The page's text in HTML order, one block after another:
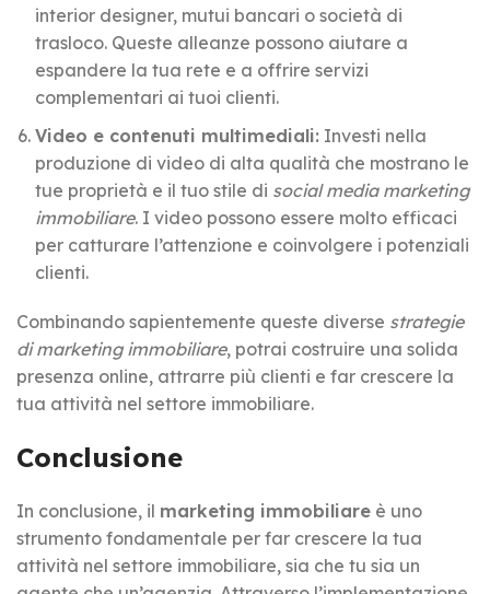
interior designer, mutui bancari o società di
trasloco. Queste alleanze possono aiutare a
espandere la tua rete e a offrire servizi
complementari ai tuoi clienti.
Video e contenuti multimediali: Investi nella
produzione di video di alta qualità che mostrano le
tue proprietà e il tuo stile di social media marketing
immobiliare. I video possono essere molto efficaci
per catturare l’attenzione e coinvolgere i potenziali
clienti.
Combinando sapientemente queste diverse strategie
di marketing immobiliare, potrai costruire una solida
presenza online, attrarre più clienti e far crescere la
tua attività nel settore immobiliare.
Conclusione
In conclusione, il marketing immobiliare è uno
strumento fondamentale per far crescere la tua
attività nel settore immobiliare, sia che tu sia un